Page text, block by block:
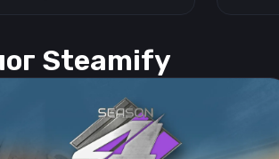
Steamify